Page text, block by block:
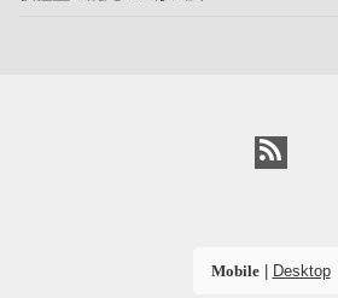
Mobile| Desktop